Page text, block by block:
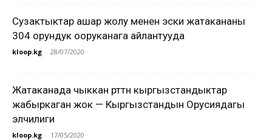
Сузактыктар ашар жолу менен эски жатакананы
304 орундук ооруканага айлантууда
kloop.kg - 28/07/2020
Жатаканада чыккан өрттөн кыргызстандыктар
жабыркаган жок — Кыргызстандын Орусиядагы
элчилиги
kloop.kg - 17/05/2020